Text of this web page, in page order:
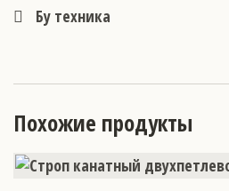
Бу техника
Похожие продукты